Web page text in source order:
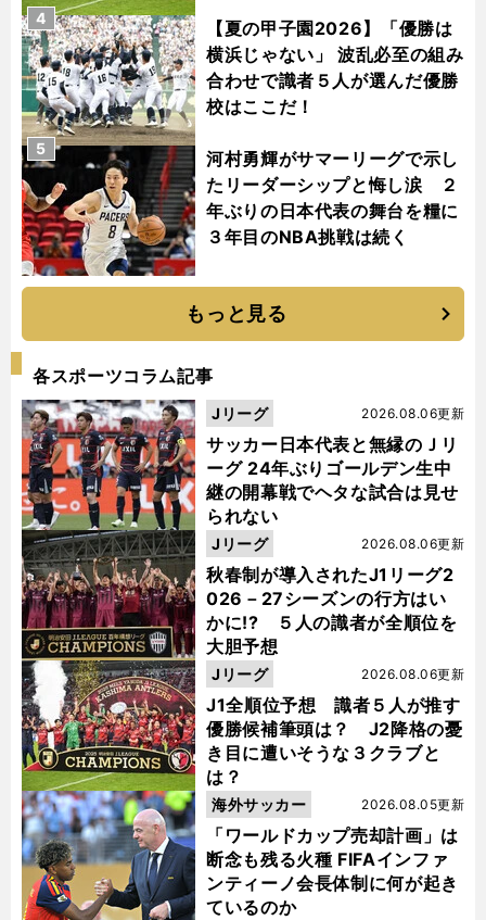
【夏の甲子園2026】「優勝は
横浜じゃない」 波乱必至の組み
合わせで識者５人が選んだ優勝
校はここだ！
4
河村勇輝がサマーリーグで示し
たリーダーシップと悔し涙 ２
年ぶりの日本代表の舞台を糧に
３年目のNBA挑戦は続く
5
もっと見る
各スポーツコラム記事
サッカー日本代表と無縁のＪリ
ーグ 24年ぶりゴールデン生中
継の開幕戦でヘタな試合は見せ
られない
2026.08.06更新
Jリーグ
秋春制が導入されたJ1リーグ2
026－27シーズンの行方はい
かに!? ５人の識者が全順位を
大胆予想
2026.08.06更新
Jリーグ
J1全順位予想 識者５人が推す
優勝候補筆頭は？ J2降格の憂
き目に遭いそうな３クラブと
は？
2026.08.06更新
Jリーグ
「ワールドカップ売却計画」は
断念も残る火種 FIFAインファ
ンティーノ会長体制に何が起き
ているのか
2026.08.05更新
海外サッカー